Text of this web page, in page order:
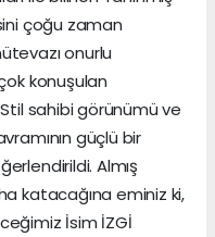
çoğu zaman
onurlu
konuşulan
sahibi görünümü ve
güçlü bir
Almış
katacağına eminiz ki,
İsim İZGİ